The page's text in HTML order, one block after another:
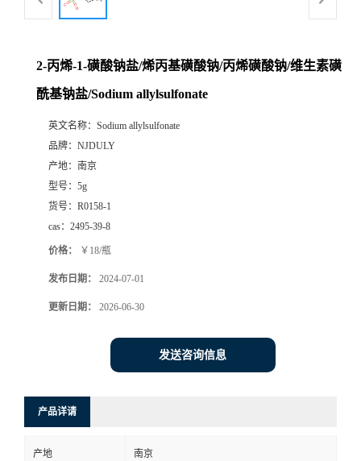
2-丙烯-1-磺酸钠盐/烯丙基磺酸钠/丙烯磺酸钠/维生素磺
酰基钠盐/Sodium allylsulfonate
英文名称： Sodium allylsulfonate
品牌： NJDULY
产地： 南京
型号： 5g
货号： R0158-1
cas： 2495-39-8
价格： ￥18/瓶
发布日期： 2024-07-01
更新日期： 2026-06-30
发送咨询信息
产品详请
产地 南京